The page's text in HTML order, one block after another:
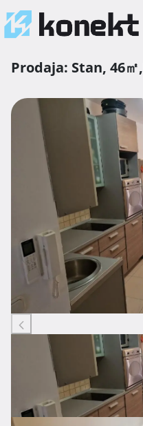
Prodaja: Stan, 46㎡,